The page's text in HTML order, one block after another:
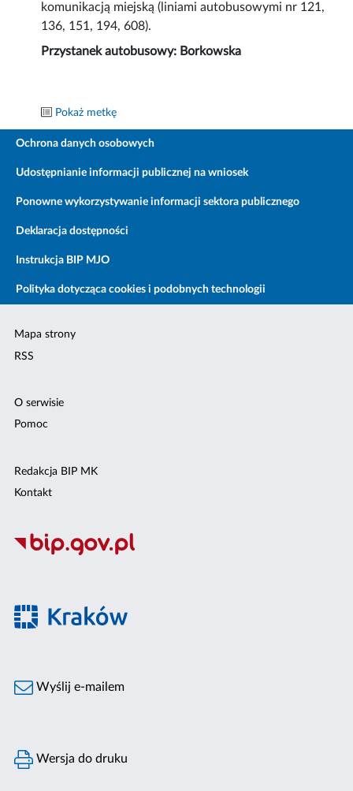
komunikacją miejską (liniami autobusowymi nr 121,
136, 151, 194, 608).
Przystanek autobusowy: Borkowska
Pokaż metkę
Ochrona danych osobowych
Udostępnianie informacji publicznej na wniosek
Ponowne wykorzystywanie informacji sektora publicznego
Deklaracja dostępności
Instrukcja BIP MJO
Polityka dotycząca cookies i podobnych technologii
Mapa strony
RSS
O serwisie
Pomoc
Redakcja BIP MK
Kontakt
Wyślij e-mailem
Wersja do druku